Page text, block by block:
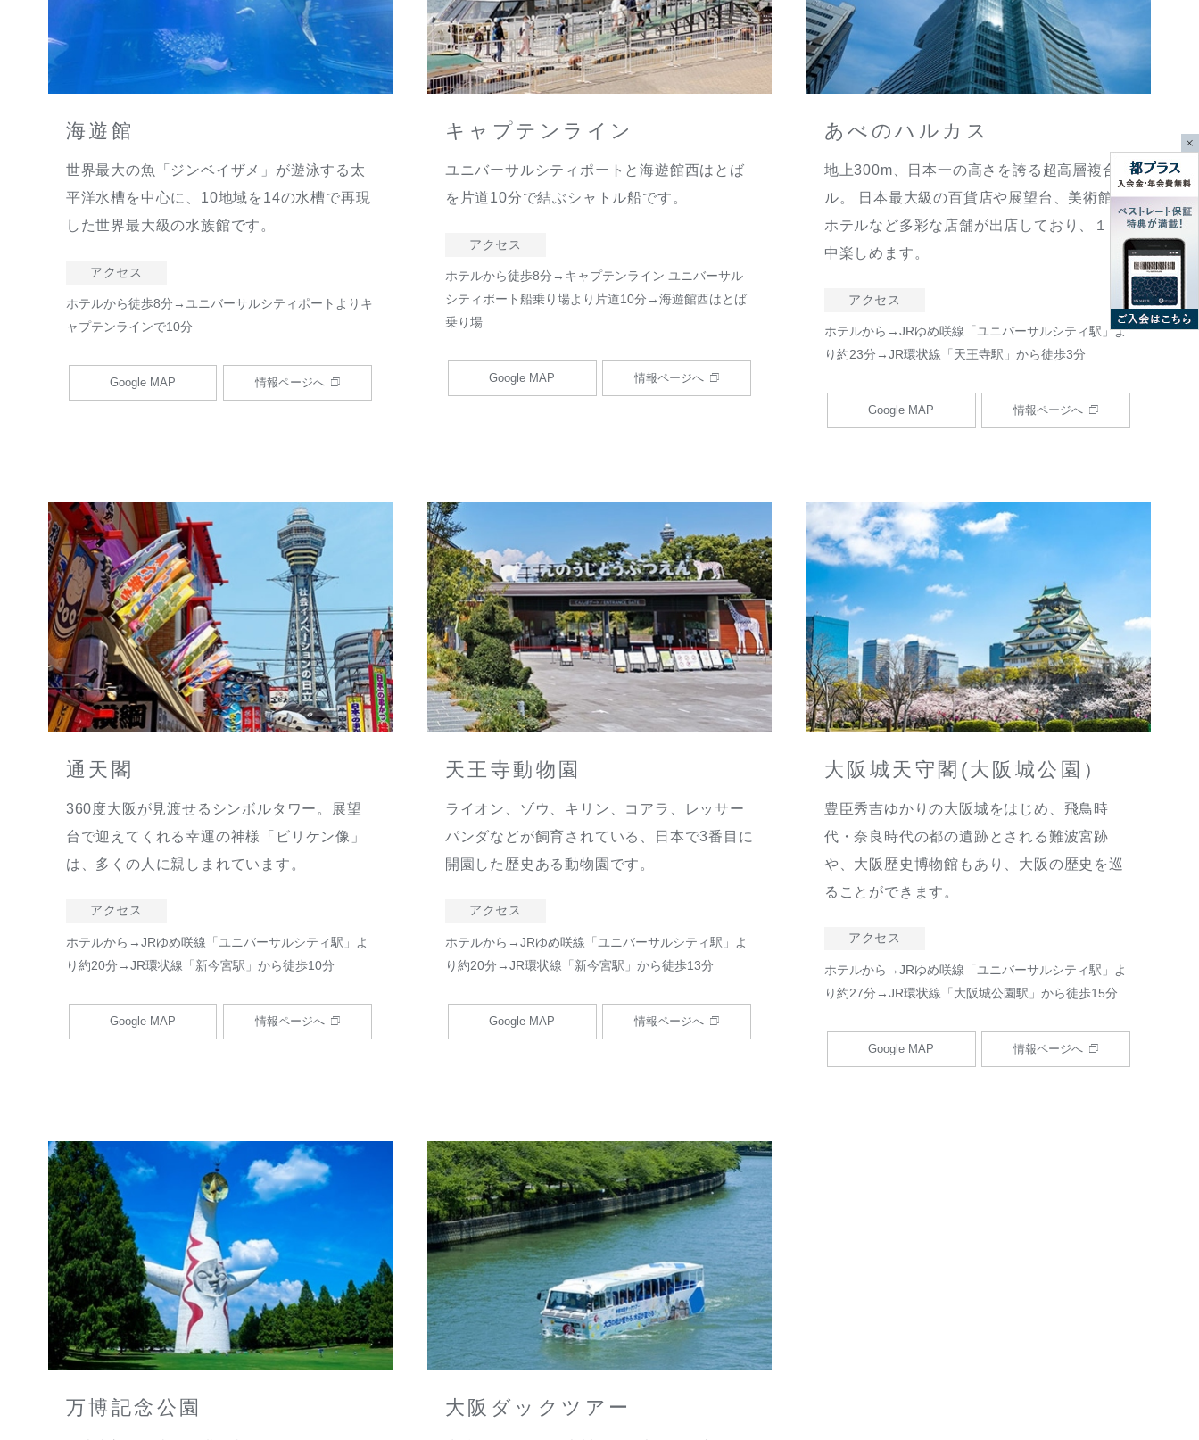
海遊館
世界最大の魚「ジンベイザメ」が遊泳する太
平洋水槽を中心に、10地域を14の水槽で再現
した世界最大級の水族館です。
アクセス
ホテルから徒歩8分→ユニバーサルシティポートよりキ
ャプテンラインで10分
Google MAP 情報ページへ
キャプテンライン
ユニバーサルシティポートと海遊館西はとば
を片道10分で結ぶシャトル船です。
アクセス
ホテルから徒歩8分→キャプテンライン ユニバーサル
シティポート船乗り場より片道10分→海遊館西はとば
乗り場
Google MAP 情報ページへ
あべのハルカス
地上300m、日本一の高さを誇る超高層複合ビ
ル。 日本最大級の百貨店や展望台、美術館、
ホテルなど多彩な店舗が出店しており、１日
中楽しめます。
アクセス
ホテルから→JRゆめ咲線「ユニバーサルシティ駅」よ
り約23分→JR環状線「天王寺駅」から徒歩3分
Google MAP 情報ページへ
通天閣
360度大阪が見渡せるシンボルタワー。展望
台で迎えてくれる幸運の神様「ビリケン像」
は、多くの人に親しまれています。
アクセス
ホテルから→JRゆめ咲線「ユニバーサルシティ駅」よ
り約20分→JR環状線「新今宮駅」から徒歩10分
Google MAP 情報ページへ
天王寺動物園
ライオン、ゾウ、キリン、コアラ、レッサー
パンダなどが飼育されている、日本で3番目に
開園した歴史ある動物園です。
アクセス
ホテルから→JRゆめ咲線「ユニバーサルシティ駅」よ
り約20分→JR環状線「新今宮駅」から徒歩13分
Google MAP 情報ページへ
大阪城天守閣(大阪城公園）
豊臣秀吉ゆかりの大阪城をはじめ、飛鳥時
代・奈良時代の都の遺跡とされる難波宮跡
や、大阪歴史博物館もあり、大阪の歴史を巡
ることができます。
アクセス
ホテルから→JRゆめ咲線「ユニバーサルシティ駅」よ
り約27分→JR環状線「大阪城公園駅」から徒歩15分
Google MAP 情報ページへ
万博記念公園 大阪ダックツアー